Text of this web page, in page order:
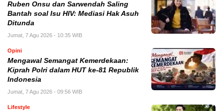
Ruben Onsu dan Sarwendah Saling
Bantah soal Isu HIV: Mediasi Hak Asuh
Ditunda
Jumat, 7 Agu 2026 - 10:35 WIB
Opini
Mengawal Semangat Kemerdekaan:
Kiprah Polri dalam HUT ke-81 Republik
Indonesia
Jumat, 7 Agu 2026 - 09:56 WIB
Lifestyle